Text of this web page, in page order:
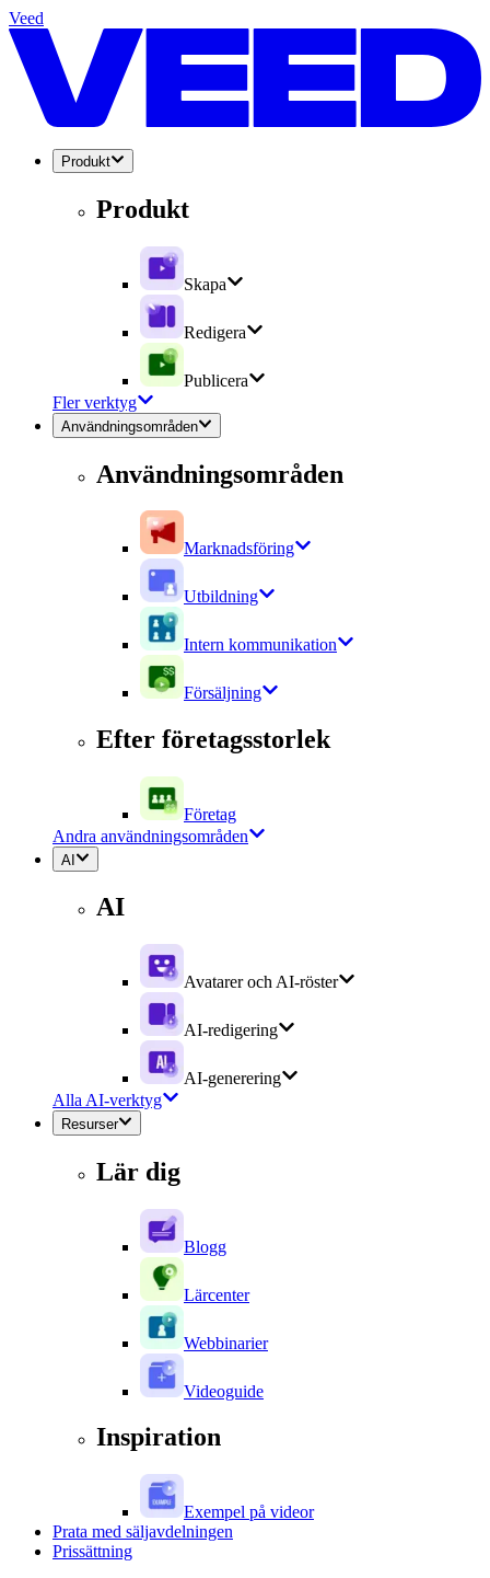
Veed
Produkt
Produkt
Skapa
Redigera
Publicera
Fler verktyg
Användningsområden
Användningsområden
Marknadsföring
Utbildning
Intern kommunikation
Försäljning
Efter företagsstorlek
Företag
Andra användningsområden
AI
AI
Avatarer och AI-röster
AI-redigering
AI-generering
Alla AI-verktyg
Resurser
Lär dig
Blogg
Lärcenter
Webbinarier
Videoguide
Inspiration
Exempel på videor
Prata med säljavdelningen
Prissättning